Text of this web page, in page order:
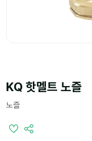
KQ 핫멜트 노즐
노즐